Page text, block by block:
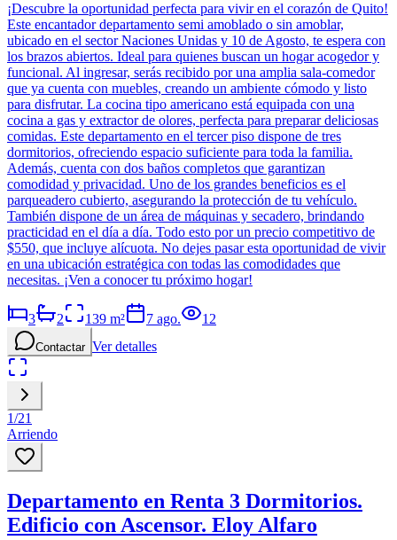
¡Descubre la oportunidad perfecta para vivir en el corazón de Quito!
Este encantador departamento semi amoblado o sin amoblar,
ubicado en el sector Naciones Unidas y 10 de Agosto, te espera con
los brazos abiertos. Ideal para quienes buscan un hogar acogedor y
funcional. Al ingresar, serás recibido por una amplia sala-comedor
que ya cuenta con muebles, creando un ambiente cómodo y listo
para disfrutar. La cocina tipo americano está equipada con una
cocina a gas y extractor de olores, perfecta para preparar deliciosas
comidas. Este departamento en el tercer piso dispone de tres
dormitorios, ofreciendo espacio suficiente para toda la familia.
Además, cuenta con dos baños completos que garantizan
comodidad y privacidad. Uno de los grandes beneficios es el
parqueadero cubierto, asegurando la protección de tu vehículo.
También dispone de un área de máquinas y secadero, brindando
practicidad en el día a día. Todo esto por un precio competitivo de
$550, que incluye alícuota. No dejes pasar esta oportunidad de vivir
en una ubicación estratégica con todas las comodidades que
necesitas. ¡Ven a conocer tu próximo hogar!
3 2 139 m² 7 ago. 12
Contactar Ver detalles
1/21
Arriendo
Departamento en Renta 3 Dormitorios.
Edificio con Ascensor. Eloy Alfaro